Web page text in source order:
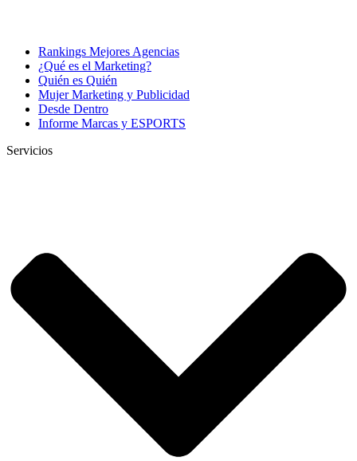
Rankings Mejores Agencias
¿Qué es el Marketing?
Quién es Quién
Mujer Marketing y Publicidad
Desde Dentro
Informe Marcas y ESPORTS
Servicios